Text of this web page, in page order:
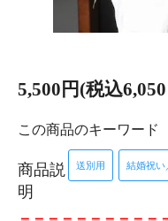
5,500円(税込
この商品のキーワード
結婚祝い
送別用
商品説
明